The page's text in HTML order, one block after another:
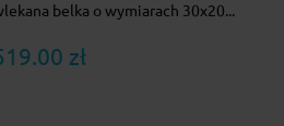
belka o wymiarach 30x20...
zł